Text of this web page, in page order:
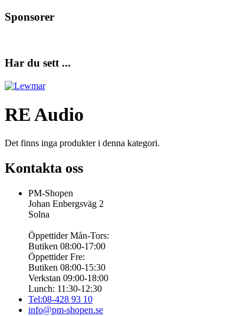
Sponsorer
Har du sett ...
RE Audio
Det finns inga produkter i denna kategori.
Kontakta oss
PM-Shopen
Johan Enbergsväg 2
Solna
Öppettider Mån-Tors:
Butiken 08:00-17:00
Öppettider Fre:
Butiken 08:00-15:30
Verkstan 09:00-18:00
Lunch: 11:30-12:30
Tel:08-428 93 10
info@pm-shopen.se